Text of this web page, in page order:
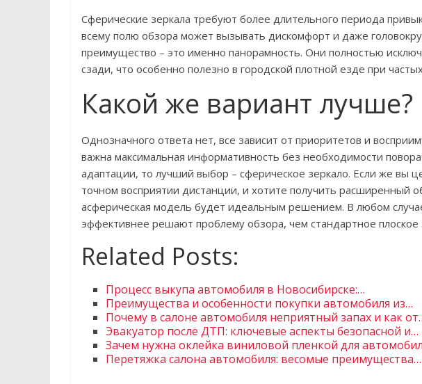
Сферические зеркала требуют более длительного периода
всему полю обзора может вызывать дискомфорт и даже
преимущество – это именно панорамность. Они полностью
сзади, что особенно полезно в городской плотной езде при
Какой же вариант лучше?
Однозначного ответа нет, все зависит от приоритетов и
важна максимальная информативность без необходимости
адаптации, то лучший выбор – сферическое зеркало. Если же вы
точном восприятии дистанции, и хотите получить расширенный
асферическая модель будет идеальным решением. В любом
эффективнее решают проблему обзора, чем стандартное плоское
Related Posts:
Процесс выкупа автомобиля в Новосибирске:…
Преимущества и особенности покупки автомобиля из…
Почему в салоне автомобиля неприятный запах и как
Эвакуатор после ДТП: ключевые аспекты безопасной и…
Зачем нужна оклейка виниловой пленкой для
Перетяжка салона автомобиля: весомые преимущества…